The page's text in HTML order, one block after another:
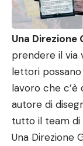
Una Direzione
prendere il via
lettori
lavoro che c’è
autore di
tutto il team di
Una Direzione